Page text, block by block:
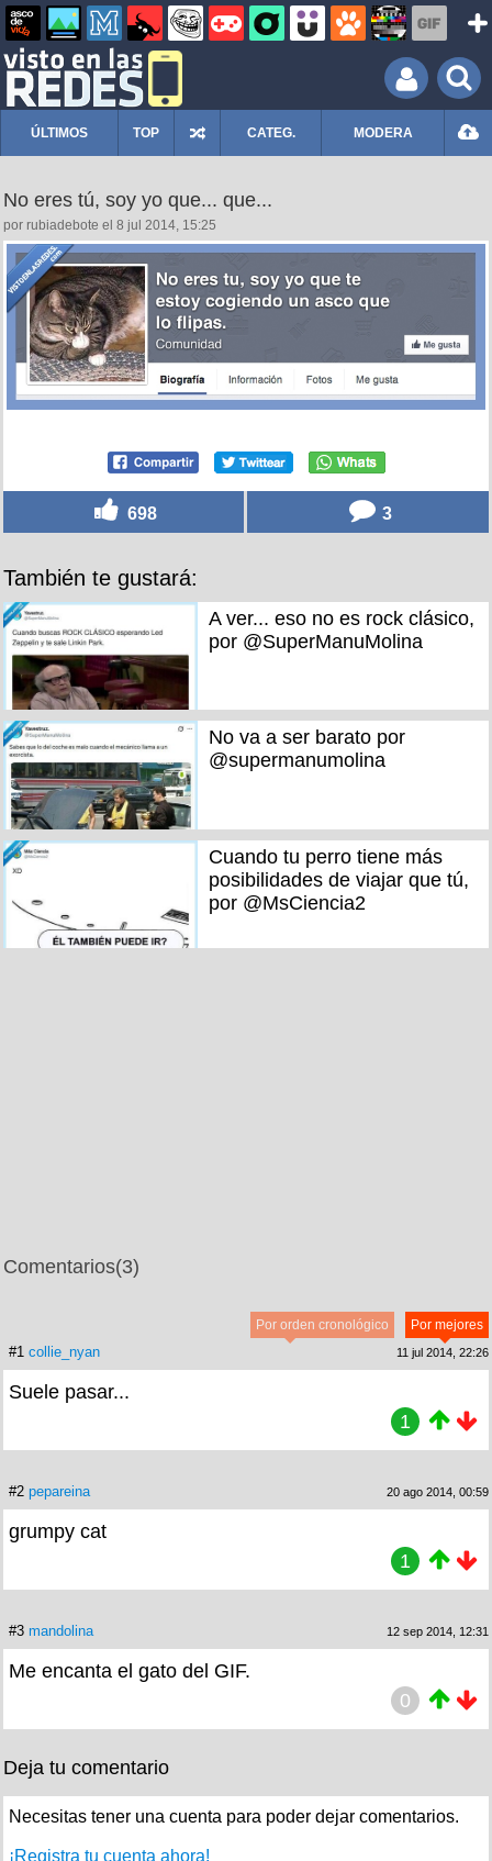
ÚLTIMOS TOP CATEG. MODERA
No eres tú, soy yo que... que...
por rubiadebote el 8 jul 2014, 15:25
698 3
También te gustará:
A ver... eso no es rock clásico,
por @SuperManuMolina
No va a ser barato por
@supermanumolina
Cuando tu perro tiene más
posibilidades de viajar que tú,
por @MsCiencia2
Comentarios(3)
Por mejores
Por orden cronológico
#1 collie_nyan 11 jul 2014, 22:26
Suele pasar...
1
#2 pepareina 20 ago 2014, 00:59
grumpy cat
1
#3 mandolina 12 sep 2014, 12:31
Me encanta el gato del GIF.
0
Deja tu comentario
Necesitas tener una cuenta para poder dejar comentarios.
¡Registra tu cuenta ahora!